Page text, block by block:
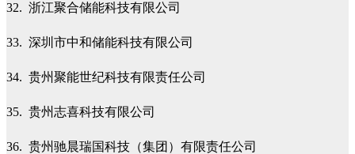
32. 浙江聚合储能科技有限公司
33. 深圳市中和储能科技有限公司
34. 贵州聚能世纪科技有限责任公司
35. 贵州志喜科技有限公司
36. 贵州驰晨瑞国科技（集团）有限责任公司